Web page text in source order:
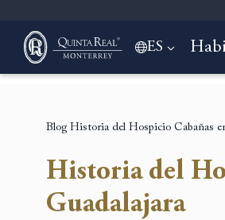
ES
Blog Historia del Hospicio Cabañas
Historia del
Guadalajara